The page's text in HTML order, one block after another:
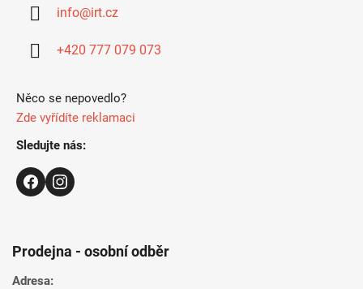
info@irt.cz
+420 777 079 073
Něco se nepovedlo?
Zde vyřídíte reklamaci
Sledujte nás:
Prodejna - osobní odběr
Adresa: